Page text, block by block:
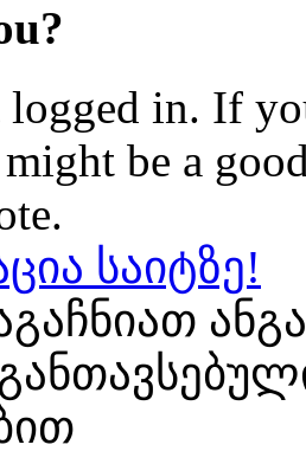
logged in. If
be a
საიტზე!